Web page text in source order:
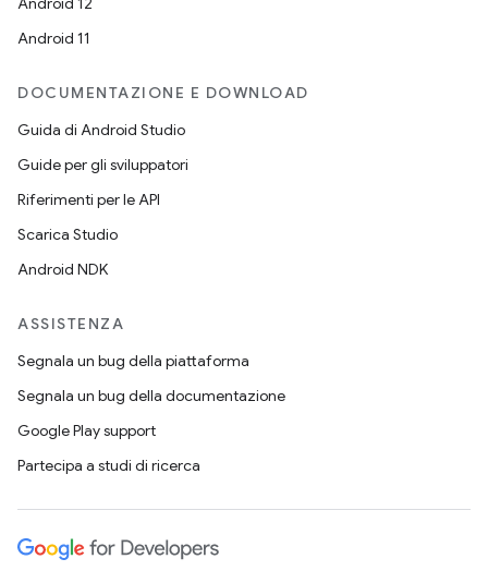
Android 11
DOCUMENTAZIONE E DOWNLOAD
Guida di Android Studio
Guide per gli sviluppatori
Riferimenti per le API
Scarica Studio
Android NDK
ASSISTENZA
Segnala un bug della piattaforma
Segnala un bug della documentazione
Google Play support
Partecipa a studi di ricerca